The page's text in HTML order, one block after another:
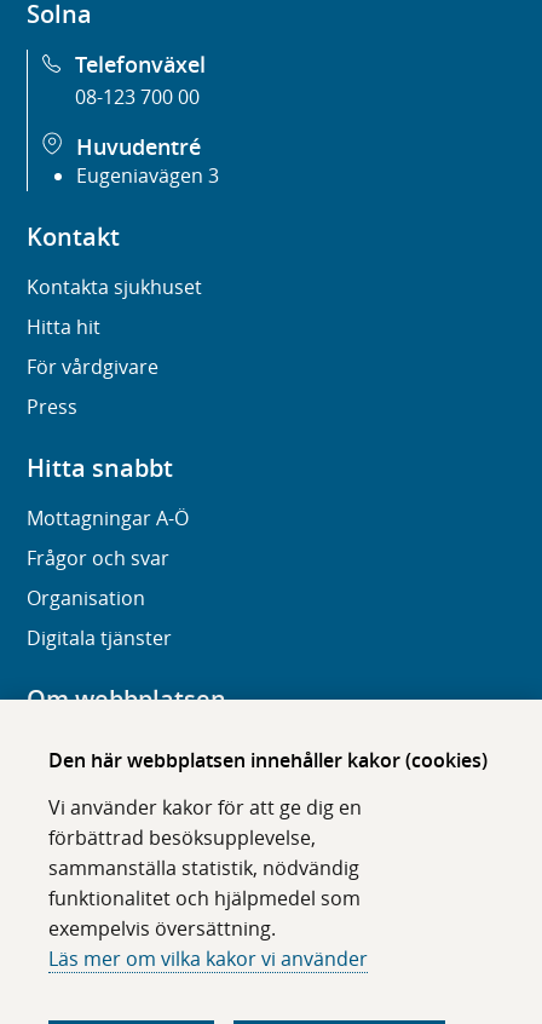
Den här webbplatsen innehåller kakor (cookies)
Vi använder kakor för att ge dig en
förbättrad besöksupplevelse,
sammanställa statistik, nödvändig
funktionalitet och hjälpmedel som
exempelvis översättning.
Läs mer om vilka kakor vi använder
Solna
Telefonväxel
08-123 700 00
Huvudentré
Eugeniavägen 3
Kontakt
Kontakta sjukhuset
Hitta hit
För vårdgivare
Press
Hitta snabbt
Mottagningar A-Ö
Frågor och svar
Organisation
Digitala tjänster
Om webbplatsen
Om karolinska.se
Tillgänglighet
Om cookies
Följ oss i sociala medier
ö
ö
ö